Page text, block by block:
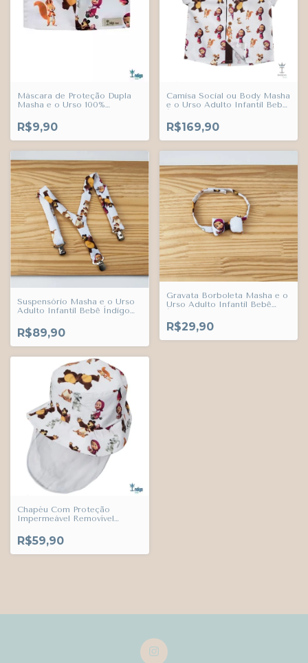
Máscara de Proteção Dupla
Masha e o Urso 100%
Infantil Índigo Trend
R$9,90
Camisa Social ou Body Masha
e o Urso Adulto Infantil Bebê
R$169,90
Suspensório Masha e o Urso
Adulto Infantil Bebê Índigo
R$89,90
Gravata Borboleta Masha e o
Urso Adulto Infantil Bebê
R$29,90
Chapéu Com Proteção
Impermeável Removível
Infantil Bebê Índigo Trend
R$59,90